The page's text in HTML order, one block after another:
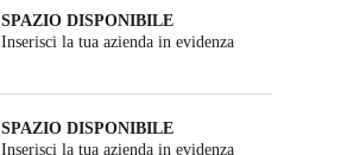
SPAZIO DISPONIBILE
Inserisci la tua azienda in evidenza
SPAZIO DISPONIBILE
Inserisci la tua azienda in evidenza